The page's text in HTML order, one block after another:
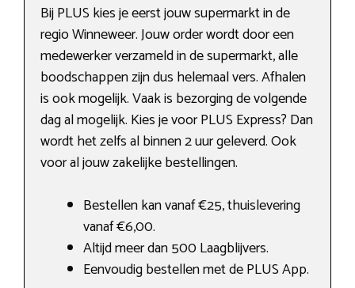
Bij PLUS kies je eerst jouw supermarkt in de
regio Winneweer. Jouw order wordt door een
medewerker verzameld in de supermarkt, alle
boodschappen zijn dus helemaal vers. Afhalen
is ook mogelijk. Vaak is bezorging de volgende
dag al mogelijk. Kies je voor PLUS Express? Dan
wordt het zelfs al binnen 2 uur geleverd. Ook
voor al jouw zakelijke bestellingen.
Bestellen kan vanaf €25, thuislevering
vanaf €6,00.
Altijd meer dan 500 Laagblijvers.
Eenvoudig bestellen met de PLUS App.